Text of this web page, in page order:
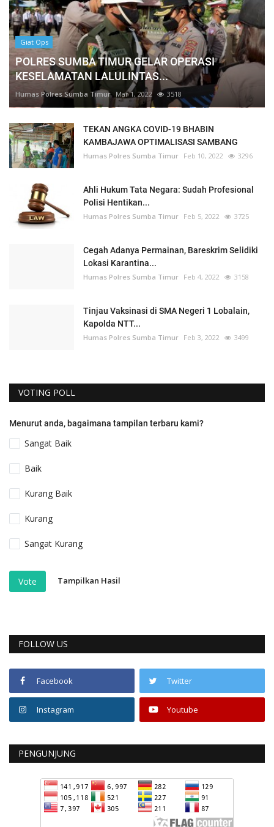
Giat Ops
POLRES SUMBA TIMUR GELAR OPERASI
KESELAMATAN LALULINTAS...
Humas Polres Sumba Timur Mar 1, 2022 3518
TEKAN ANGKA COVID-19 BHABIN
KAMBAJAWA OPTIMALISASI SAMBANG
Humas Polres Sumba Timur Feb 10, 2022 3296
Ahli Hukum Tata Negara: Sudah Profesional
Polisi Hentikan...
Humas Polres Sumba Timur Feb 5, 2022 3725
Cegah Adanya Permainan, Bareskrim Selidiki
Lokasi Karantina...
Humas Polres Sumba Timur Feb 4, 2022 3158
Tinjau Vaksinasi di SMA Negeri 1 Lobalain,
Kapolda NTT...
Humas Polres Sumba Timur Feb 3, 2022 3499
VOTING POLL
Menurut anda, bagaimana tampilan terbaru kami?
Sangat Baik
Baik
Kurang Baik
Kurang
Sangat Kurang
Vote Tampilkan Hasil
FOLLOW US
Facebook Twitter
Instagram Youtube
PENGUNJUNG